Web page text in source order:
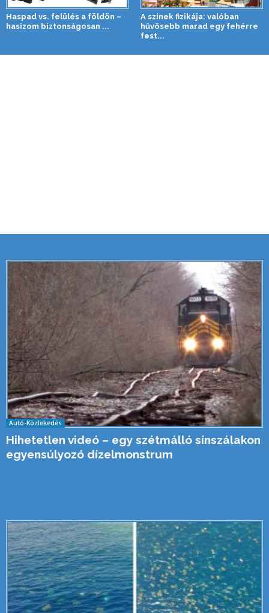
Haspad vs. felülés a földön –
hasizom biztonságosan ...
A színek fizikája: valóban
hűvösebb marad egy fehérre
fest...
Autó-Közlekedés
Hihetetlen videó – egy szétmálló sínszálakon
egyensúlyozó dízelmonstrum